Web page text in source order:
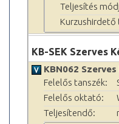
Teljesítés
Kurzushirdető
KB-SEK Szerves
KBN062 Szerves
Felelős tanszék:
Felelős oktató:
Teljesítendő: